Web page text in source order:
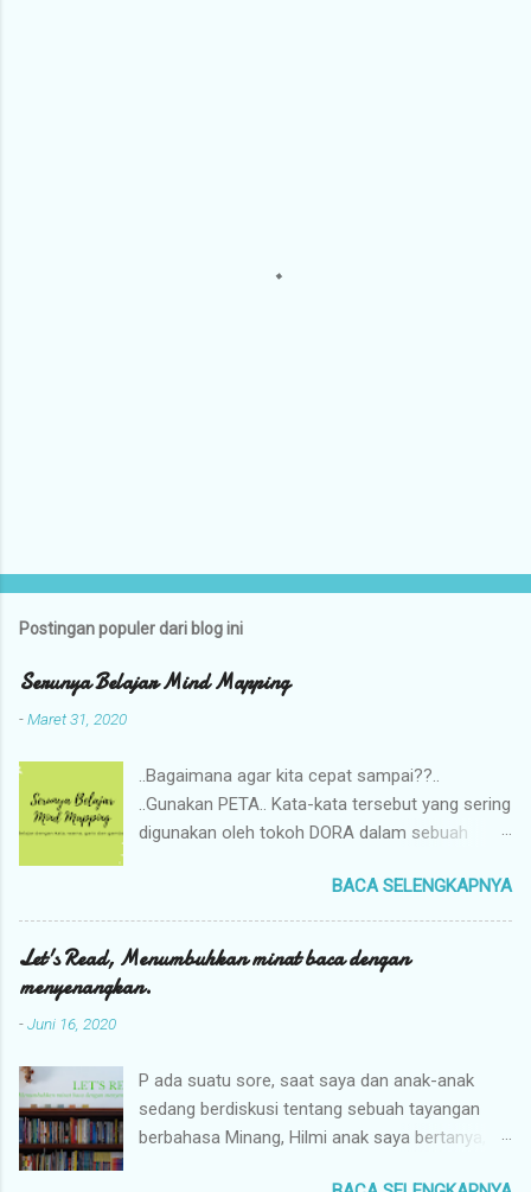
Postingan populer dari blog ini
Serunya Belajar Mind Mapping
-Maret 31, 2020
..Bagaimana agar kita cepat sampai??..
..Gunakan PETA.. Kata-kata tersebut yang sering
digunakan oleh tokoh DORA dalam sebuah
PETA dalam beraktivitas, membuat apa yang
ada di kepala saya menjadi lebih mudah
difahami dan dijalani. Beberapa hari lalu saya
melihat postingan fb teman saya, komunitas
2015. Komunitas ini adalah komunitas belajar
yang diperuntukkan bagi calon ibu dan ibu.
Banyak hal positif yang saya dapatkan dalam
BACA SELENGKAPNYA
Let's Read, Menumbuhkan minat baca dengan
menyenangkan.
-Juni 16, 2020
P ada suatu sore, saat saya dan anak-anak
sedang berdiskusi tentang sebuah tayangan
berbahasa Minang, Hilmi anak saya bertanya,